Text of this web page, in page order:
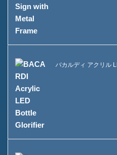
バカルディ アクリル